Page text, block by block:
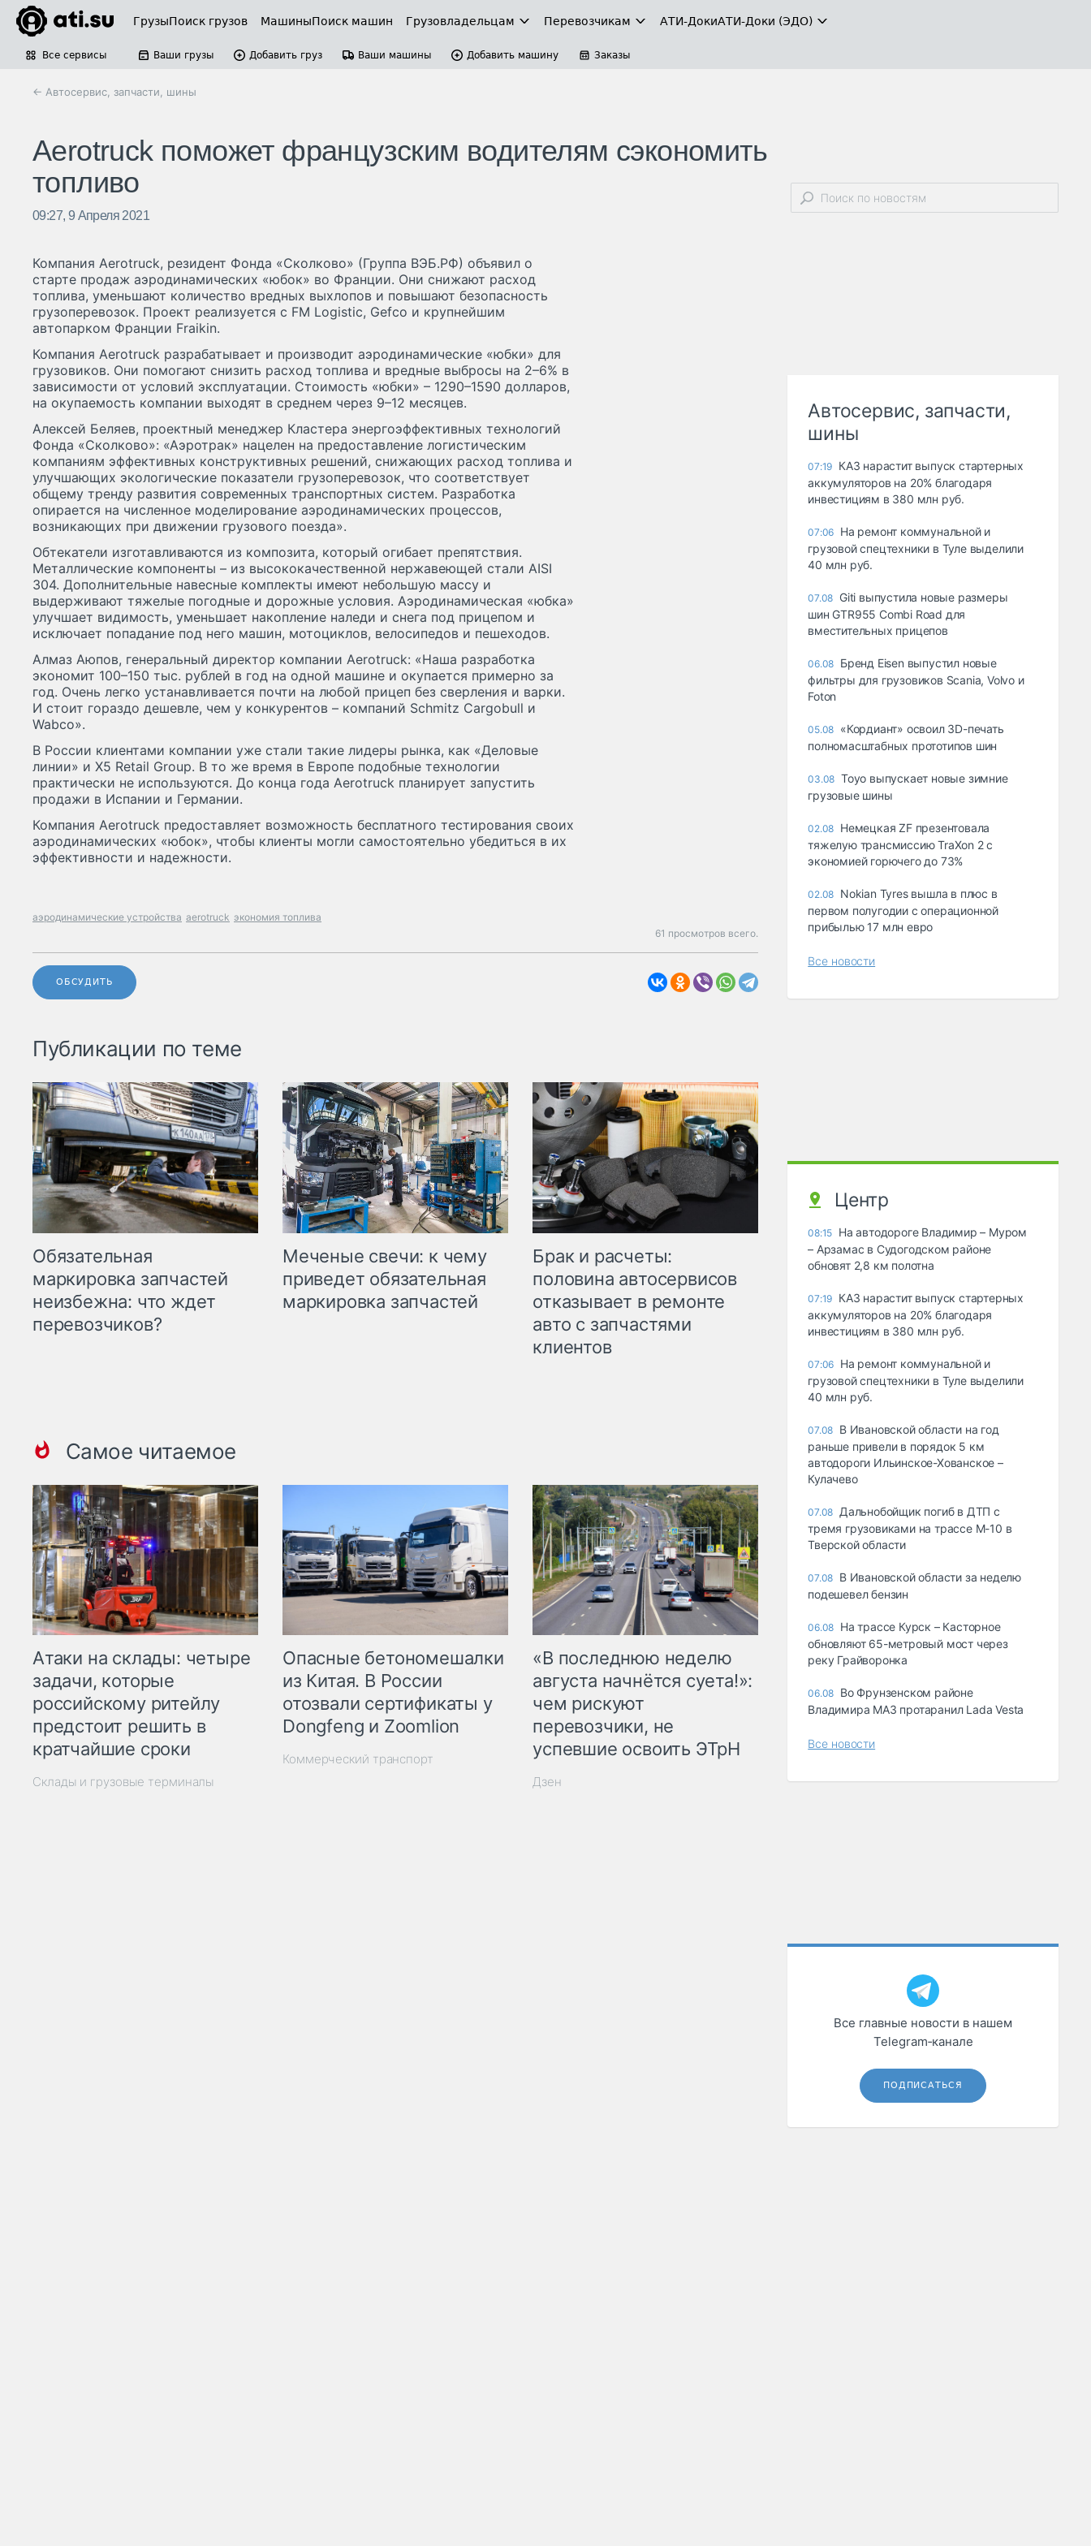
ГрузыПоиск грузов МашиныПоиск машин Грузовладельцам Перевозчикам АТИ-ДокиАТИ-Доки (ЭДО)
Все сервисы Ваши грузы Добавить груз Ваши машины Добавить машину Заказы
← Автосервис, запчасти, шины
Aerotruck поможет французским водителям сэкономить
топливо
09:27, 9 Апреля 2021
Компания Aerotruck, резидент Фонда «Сколково» (Группа ВЭБ.РФ) объявил о
старте продаж аэродинамических «юбок» во Франции. Они снижают расход
топлива, уменьшают количество вредных выхлопов и повышают безопасность
грузоперевозок. Проект реализуется с FM Logistic, Gefco и крупнейшим
автопарком Франции Fraikin.
Компания Aerotruck разрабатывает и производит аэродинамические «юбки» для
грузовиков. Они помогают снизить расход топлива и вредные выбросы на 2–6% в
зависимости от условий эксплуатации. Стоимость «юбки» – 1290–1590 долларов,
на окупаемость компании выходят в среднем через 9–12 месяцев.
Алексей Беляев, проектный менеджер Кластера энергоэффективных технологий
Фонда «Сколково»: «Аэротрак» нацелен на предоставление логистическим
компаниям эффективных конструктивных решений, снижающих расход топлива и
улучшающих экологические показатели грузоперевозок, что соответствует
общему тренду развития современных транспортных систем. Разработка
опирается на численное моделирование аэродинамических процессов,
возникающих при движении грузового поезда».
Обтекатели изготавливаются из композита, который огибает препятствия.
Металлические компоненты – из высококачественной нержавеющей стали AISI
304. Дополнительные навесные комплекты имеют небольшую массу и
выдерживают тяжелые погодные и дорожные условия. Аэродинамическая «юбка»
улучшает видимость, уменьшает накопление наледи и снега под прицепом и
исключает попадание под него машин, мотоциклов, велосипедов и пешеходов.
Алмаз Аюпов, генеральный директор компании Aerotruck: «Наша разработка
экономит 100–150 тыс. рублей в год на одной машине и окупается примерно за
год. Очень легко устанавливается почти на любой прицеп без сверления и варки.
И стоит гораздо дешевле, чем у конкурентов – компаний Schmitz Cargobull и
Wabco».
В России клиентами компании уже стали такие лидеры рынка, как «Деловые
линии» и X5 Retail Group. В то же время в Европе подобные технологии
практически не используются. До конца года Aerotruck планирует запустить
продажи в Испании и Германии.
Компания Aerotruck предоставляет возможность бесплатного тестирования своих
аэродинамических «юбок», чтобы клиенты могли самостоятельно убедиться в их
эффективности и надежности.
аэродинамические устройства aerotruck экономия топлива
61 просмотров всего.
ОБСУДИТЬ
Публикации по теме
Обязательная
маркировка запчастей
неизбежна: что ждет
перевозчиков?
Меченые свечи: к чему
приведет обязательная
маркировка запчастей
Брак и расчеты:
половина автосервисов
отказывает в ремонте
авто с запчастями
клиентов
Самое читаемое
Атаки на склады: четыре
задачи, которые
российскому ритейлу
предстоит решить в
кратчайшие сроки
Склады и грузовые терминалы
Опасные бетономешалки
из Китая. В России
отозвали сертификаты у
Dongfeng и Zoomlion
Коммерческий транспорт
«В последнюю неделю
августа начнётся суета!»:
чем рискуют
перевозчики, не
успевшие освоить ЭТрН
Дзен
Автосервис, запчасти,
шины
07:19 КАЗ нарастит выпуск стартерных
аккумуляторов на 20% благодаря
инвестициям в 380 млн руб.
07:06 На ремонт коммунальной и
грузовой спецтехники в Туле выделили
40 млн руб.
07.08 Giti выпустила новые размеры
шин GTR955 Combi Road для
вместительных прицепов
06.08 Бренд Eisen выпустил новые
фильтры для грузовиков Scania, Volvo и
Foton
05.08 «Кордиант» освоил 3D-печать
полномасштабных прототипов шин
03.08 Toyo выпускает новые зимние
грузовые шины
02.08 Немецкая ZF презентовала
тяжелую трансмиссию TraXon 2 с
экономией горючего до 73%
02.08 Nokian Tyres вышла в плюс в
первом полугодии с операционной
прибылью 17 млн евро
Все новости
Центр
08:15 На автодороге Владимир – Муром
– Арзамас в Судогодском районе
обновят 2,8 км полотна
07:19 КАЗ нарастит выпуск стартерных
аккумуляторов на 20% благодаря
инвестициям в 380 млн руб.
07:06 На ремонт коммунальной и
грузовой спецтехники в Туле выделили
40 млн руб.
07.08 В Ивановской области на год
раньше привели в порядок 5 км
автодороги Ильинское-Хованское –
Кулачево
07.08 Дальнобойщик погиб в ДТП с
тремя грузовиками на трассе М-10 в
Тверской области
07.08 В Ивановской области за неделю
подешевел бензин
06.08 На трассе Курск – Касторное
обновляют 65-метровый мост через
реку Грайворонка
06.08 Во Фрунзенском районе
Владимира МАЗ протаранил Lada Vesta
Все новости
Все главные новости в нашем
Telegram‑канале
ПОДПИСАТЬСЯ